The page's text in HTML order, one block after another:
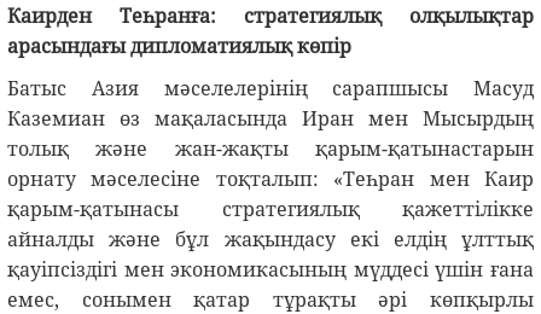
Каирден Теһранға: стратегиялық олқылықтар
арасындағы дипломатиялық көпір
Батыс Азия мәселелерінің сарапшысы Масуд
Каземиан өз мақаласында Иран мен Мысырдың
толық және жан-жақты қарым-қатынастарын
орнату мәселесіне тоқталып: «Теһран мен Каир
қарым-қатынасы стратегиялық қажеттілікке
айналды және бұл жақындасу екі елдің ұлттық
қауіпсіздігі мен экономикасының мүддесі үшін ғана
емес, сонымен қатар тұрақты әрі көпқырлы